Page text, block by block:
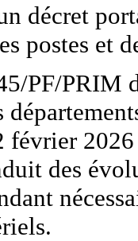
décret
postes et
PF/PRIM
des